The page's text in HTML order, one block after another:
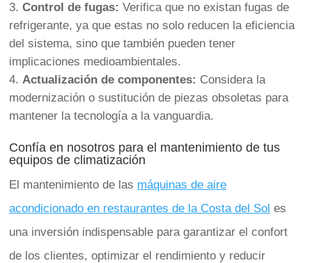
Control de fugas: Verifica que no existan fugas de
refrigerante, ya que estas no solo reducen la eficiencia
del sistema, sino que también pueden tener
implicaciones medioambientales.
Actualización de componentes: Considera la
modernización o sustitución de piezas obsoletas para
mantener la tecnología a la vanguardia.
Confía en nosotros para el mantenimiento de tus
equipos de climatización
El mantenimiento de las máquinas de aire
acondicionado en restaurantes de la Costa del Sol es
una inversión indispensable para garantizar el confort
de los clientes, optimizar el rendimiento y reducir